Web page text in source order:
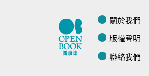
關於我們
版權聲明
聯絡我們